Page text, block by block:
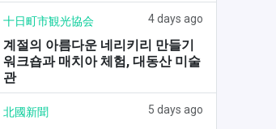
十日町市観光協会 4 days ago
계절의 아름다운 네리키리 만들기
워크숍과 매치아 체험, 대동산 미술
관
北國新聞 5 days ago